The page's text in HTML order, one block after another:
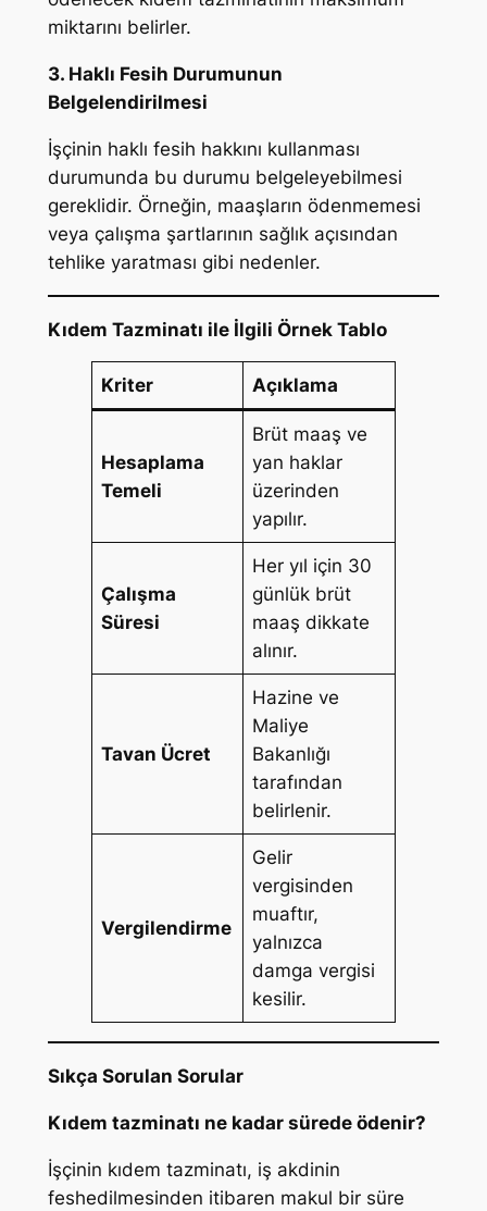
miktarını belirler.
3. Haklı Fesih Durumunun
Belgelendirilmesi
İşçinin haklı fesih hakkını kullanması
durumunda bu durumu belgeleyebilmesi
gereklidir. Örneğin, maaşların ödenmemesi
veya çalışma şartlarının sağlık açısından
tehlike yaratması gibi nedenler.
Kıdem Tazminatı ile İlgili Örnek Tablo
Kriter Açıklama
Hesaplama
Temeli
Brüt maaş ve
yan haklar
üzerinden
yapılır.
Çalışma
Süresi
Her yıl için 30
günlük brüt
maaş dikkate
alınır.
Tavan Ücret
Hazine ve
Maliye
Bakanlığı
tarafından
belirlenir.
Vergilendirme
Gelir
vergisinden
muaftır,
yalnızca
damga vergisi
kesilir.
Sıkça Sorulan Sorular
Kıdem tazminatı ne kadar sürede ödenir?
İşçinin kıdem tazminatı, iş akdinin
feshedilmesinden itibaren makul bir süre